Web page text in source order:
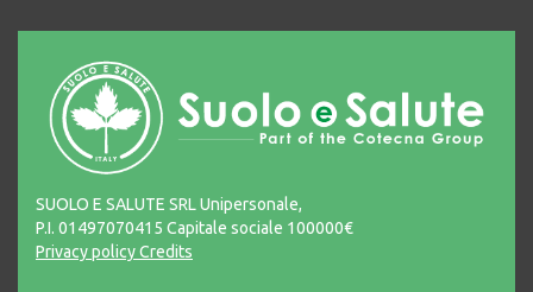
SUOLO E SALUTE SRL Unipersonale,
P.I. 01497070415 Capitale sociale 100000€
Privacy policyCredits